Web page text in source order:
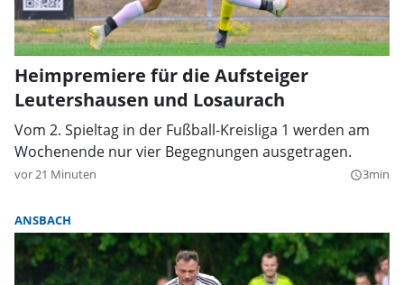
Heimpremiere für die Aufsteiger
Leutershausen und Losaurach
Vom 2. Spieltag in der Fußball-Kreisliga 1 werden am
Wochenende nur vier Begegnungen ausgetragen.
vor 21 Minuten query_builder3min
ANSBACH